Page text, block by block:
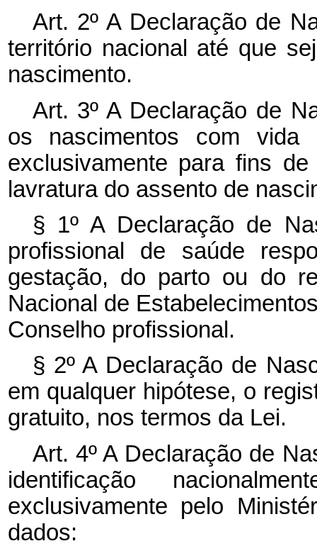
Art. 2º A Declaração de
território nacional até que
nascimento.
Art. 3º A Declaração de
os nascimentos com
exclusivamente para fins
lavratura do assento de
§ 1º A Declaração de
profissional de saúde
gestação, do parto ou do
Nacional de
Conselho profissional.
§ 2º A Declaração de
em qualquer hipótese, o
gratuito, nos termos da Lei.
Art. 4º A Declaração de
identificação
exclusivamente pelo
dados: